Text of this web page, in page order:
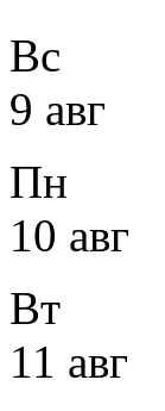
Вс
9 авг
Пн
10 авг
Вт
11 авг